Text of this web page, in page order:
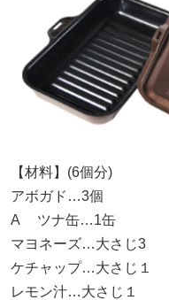
【材料】(6個分)
アボガド…3個
A ツナ缶…1缶
マヨネーズ…大さじ3
ケチャップ…大さじ１
レモン汁…大さじ１